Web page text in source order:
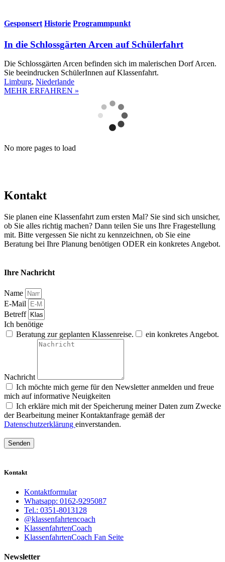
Gesponsert Historie Programmpunkt
In die Schlossgärten Arcen auf Schülerfahrt
Die Schlossgärten Arcen befinden sich im malerischen Dorf Arcen.
Sie beeindrucken SchülerInnen auf Klassenfahrt.
Limburg, Niederlande
MEHR ERFAHREN »
No more pages to load
Kontakt
Sie planen eine Klassenfahrt zum ersten Mal? Sie sind sich unsicher,
ob Sie alles richtig machen? Dann teilen Sie uns Ihre Fragestellung
mit. Bitte vergessen Sie nicht zu kennzeichnen, ob Sie eine
Beratung bei Ihre Planung benötigen ODER ein konkretes Angebot.
Ihre Nachricht
Name
E-Mail
Betreff
Ich benötige
Beratung zur geplanten Klassenreise.
ein konkretes Angebot.
Nachricht
Ich möchte mich gerne für den Newsletter anmelden und freue
mich auf informative Neuigkeiten
Ich erkläre mich mit der Speicherung meiner Daten zum Zwecke
der Bearbeitung meiner Kontaktanfrage gemäß der
Datenschutzerklärung einverstanden.
Senden
Kontakt
Kontaktformular
Whatsapp: 0162-9295087
Tel.: 0351-8013128
@klassenfahrtencoach
KlassenfahrtenCoach
KlassenfahrtenCoach Fan Seite
Newsletter